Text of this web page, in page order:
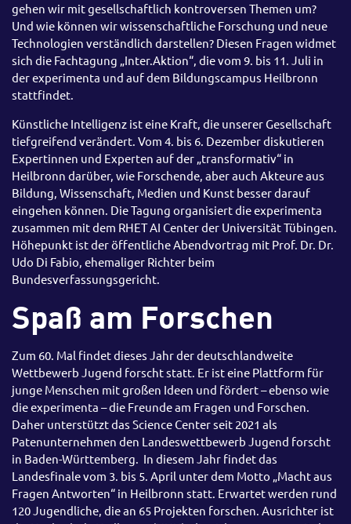
gehen wir mit gesellschaftlich kontroversen Themen um?
Und wie können wir wissenschaftliche Forschung und neue
Technologien verständlich darstellen? Diesen Fragen widmet
sich die Fachtagung „Inter.Aktion“, die vom 9. bis 11. Juli in
der experimenta und auf dem Bildungscampus Heilbronn
stattfindet.
Künstliche Intelligenz ist eine Kraft, die unserer Gesellschaft
tiefgreifend verändert. Vom 4. bis 6. Dezember diskutieren
Expertinnen und Experten auf der „transformativ“ in
Heilbronn darüber, wie Forschende, aber auch Akteure aus
Bildung, Wissenschaft, Medien und Kunst besser darauf
eingehen können. Die Tagung organisiert die experimenta
zusammen mit dem RHET AI Center der Universität Tübingen.
Höhepunkt ist der öffentliche Abendvortrag mit Prof. Dr. Dr.
Udo Di Fabio, ehemaliger Richter beim
Bundesverfassungsgericht.
Spaß am Forschen
Zum 60. Mal findet dieses Jahr der deutschlandweite
Wettbewerb Jugend forscht statt. Er ist eine Plattform für
junge Menschen mit großen Ideen und fördert – ebenso wie
die experimenta – die Freunde am Fragen und Forschen.
Daher unterstützt das Science Center seit 2021 als
Patenunternehmen den Landeswettbewerb Jugend forscht
in Baden-Württemberg. In diesem Jahr findet das
Landesfinale vom 3. bis 5. April unter dem Motto „Macht aus
Fragen Antworten“ in Heilbronn statt. Erwartet werden rund
120 Jugendliche, die an 65 Projekten forschen. Ausrichter ist